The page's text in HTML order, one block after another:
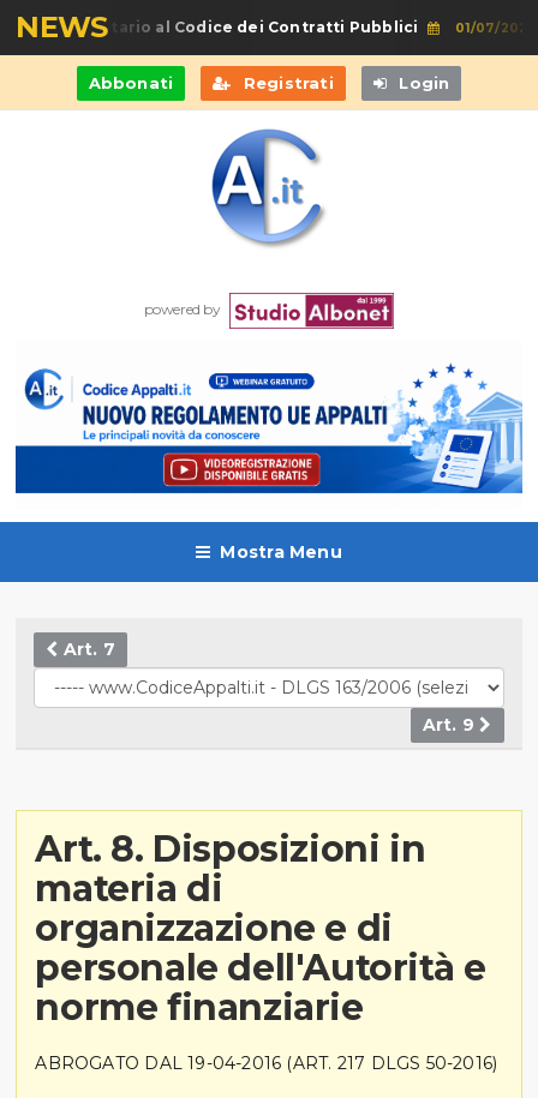
NEWS
Commentario al Codice dei Contratti Pubblici 01/07/2026
Abbonati Registrati Login
powered by
Mostra Menu
Art. 7
Art. 9
Art. 8. Disposizioni in
materia di
organizzazione e di
personale dell'Autorità e
norme finanziarie
ABROGATO DAL 19-04-2016 (ART. 217 DLGS 50-2016)